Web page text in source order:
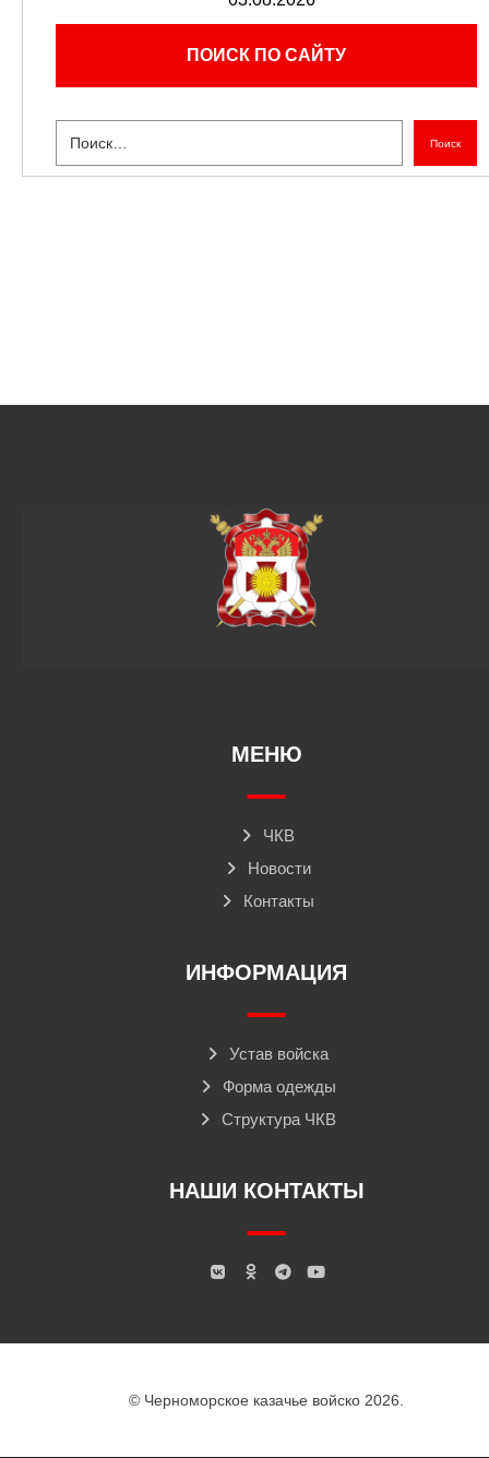
ПОИСК ПО САЙТУ
Поиск
МЕНЮ
ЧКВ
Новости
Контакты
ИНФОРМАЦИЯ
Устав войска
Форма одежды
Структура ЧКВ
НАШИ КОНТАКТЫ
© Черноморское казачье войско 2026.